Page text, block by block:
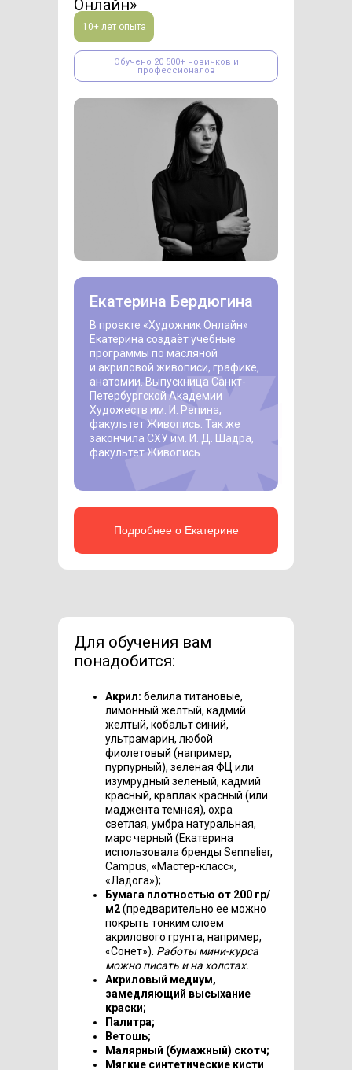
Онлайн»
В проекте «Художник Онлайн»
Екатерина создаёт учебные
программы по масляной
и акриловой живописи, графике,
анатомии. Выпускница Санкт-
Петербургской Академии
Художеств им. И. Репина,
факультет Живопись. Так же
закончила СХУ им. И. Д. Шадра,
факультет Живопись.
Екатерина Бердюгина
Обучено 20 500+ новичков и
профессионалов
10+ лет опыта
Подробнее о Екатерине
Для обучения вам
понадобится:
Акрил: белила титановые,
лимонный желтый, кадмий
желтый, кобальт синий,
ультрамарин, любой
фиолетовый (например,
пурпурный), зеленая ФЦ или
изумрудный зеленый, кадмий
красный, краплак красный (или
маджента темная), охра
светлая, умбра натуральная,
марс черный (Екатерина
использовала бренды Sennelier,
Campus, «Мастер-класс»,
«Ладога»);
Бумага плотностью от 200 гр/
м2(предварительно ее можно
покрыть тонким слоем
акрилового грунта, например,
«Сонет»). Работы мини-курса
можно писать и на холстах.
Акриловый медиум,
замедляющий высыхание
краски;
Палитра;
Ветошь;
Малярный (бумажный) скотч;
Мягкие синтетические кисти